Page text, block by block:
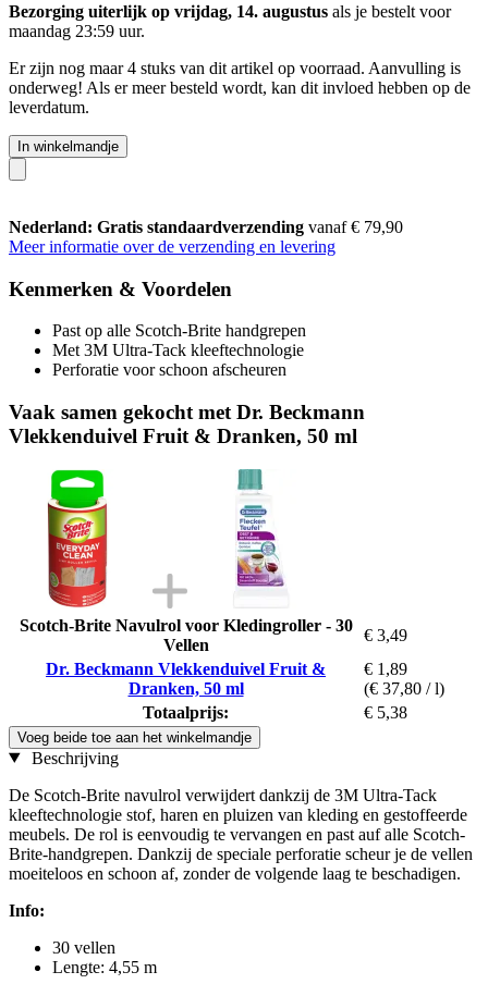
Bezorging uiterlijk op vrijdag, 14. augustus als je bestelt voor
maandag 23:59 uur.
Er zijn nog maar 4 stuks van dit artikel op voorraad. Aanvulling is
onderweg! Als er meer besteld wordt, kan dit invloed hebben op de
leverdatum.
In winkelmandje
Nederland: Gratis standaardverzending vanaf € 79,90
Meer informatie over de verzending en levering
Kenmerken & Voordelen
Past op alle Scotch-Brite handgrepen
Met 3M Ultra-Tack kleeftechnologie
Perforatie voor schoon afscheuren
Vaak samen gekocht met Dr. Beckmann
Vlekkenduivel Fruit & Dranken, 50 ml
Scotch-Brite Navulrol voor Kledingroller - 30
Vellen
€ 3,49
Dr. Beckmann Vlekkenduivel Fruit &
Dranken, 50 ml
€ 1,89
(€ 37,80 / l)
Totaalprijs:
€ 5,38
Voeg beide toe aan het winkelmandje
Beschrijving
De Scotch-Brite navulrol verwijdert dankzij de 3M Ultra-Tack
kleeftechnologie stof, haren en pluizen van kleding en gestoffeerde
meubels. De rol is eenvoudig te vervangen en past auf alle Scotch-
Brite-handgrepen. Dankzij de speciale perforatie scheur je de vellen
moeiteloos en schoon af, zonder de volgende laag te beschadigen.
Info:
30 vellen
Lengte: 4,55 m